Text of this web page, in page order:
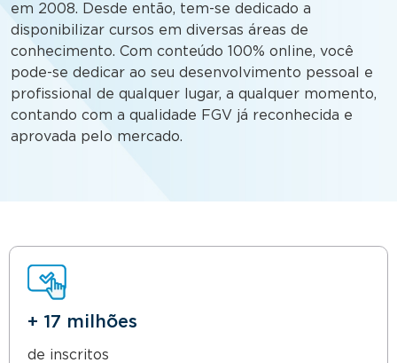
em 2008. Desde então, tem-se dedicado a
disponibilizar cursos em diversas áreas de
conhecimento. Com conteúdo 100% online, você
pode-se dedicar ao seu desenvolvimento pessoal e
profissional de qualquer lugar, a qualquer momento,
contando com a qualidade FGV já reconhecida e
aprovada pelo mercado.
+ 17 milhões
de inscritos